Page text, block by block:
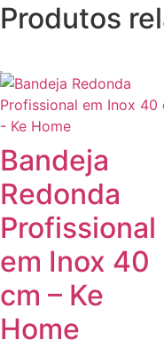
Produtos
Bandeja
Redonda
Profissional
em Inox 40
cm – Ke
Home